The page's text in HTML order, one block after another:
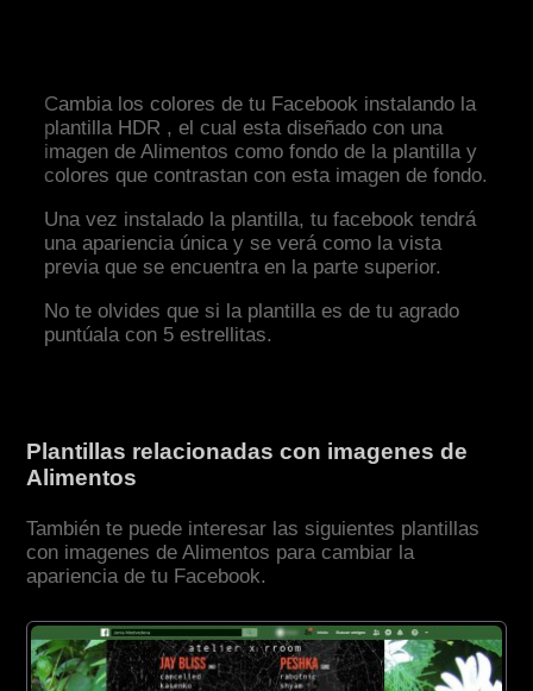
Cambia los colores de tu Facebook instalando la
plantilla HDR , el cual esta diseñado con una
imagen de Alimentos como fondo de la plantilla y
colores que contrastan con esta imagen de fondo.
Una vez instalado la plantilla, tu facebook tendrá
una apariencia única y se verá como la vista
previa que se encuentra en la parte superior.
No te olvides que si la plantilla es de tu agrado
puntúala con 5 estrellitas.
Plantillas relacionadas con imagenes de
Alimentos
También te puede interesar las siguientes plantillas
con imagenes de Alimentos para cambiar la
apariencia de tu Facebook.